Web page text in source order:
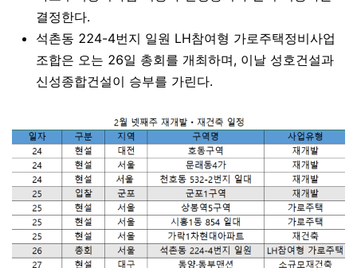
결정한다.
석촌동 224-4번지 일원 LH참여형 가로주택정비사업
조합은 오는 26일 총회를 개최하며, 이날 성호건설과
신성종합건설이 승부를 가린다.